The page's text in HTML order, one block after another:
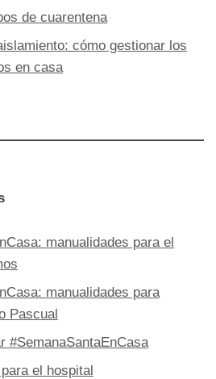
de cuarentena
cómo gestionar los
en casa
manualidades para el
manualidades para
Pascual
#SemanaSantaEnCasa
el hospital